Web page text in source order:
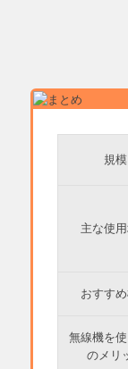
規模
主な使
おすす
無線機を
のメリ